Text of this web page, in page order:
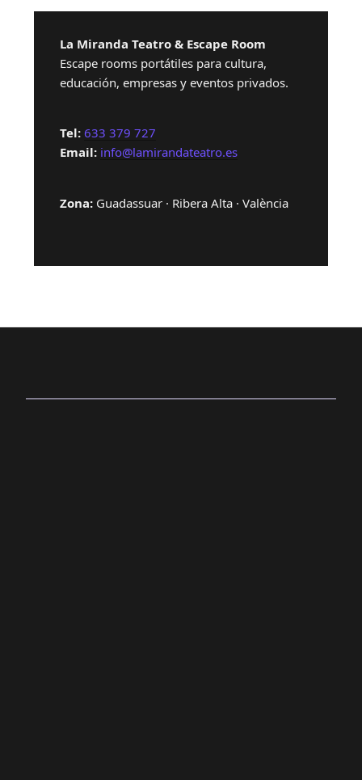
La Miranda Teatro & Escape Room
Escape rooms portátiles para cultura,
educación, empresas y eventos privados.
Tel: 633 379 727
Email: info@lamirandateatro.es
Zona: Guadassuar · Ribera Alta · València